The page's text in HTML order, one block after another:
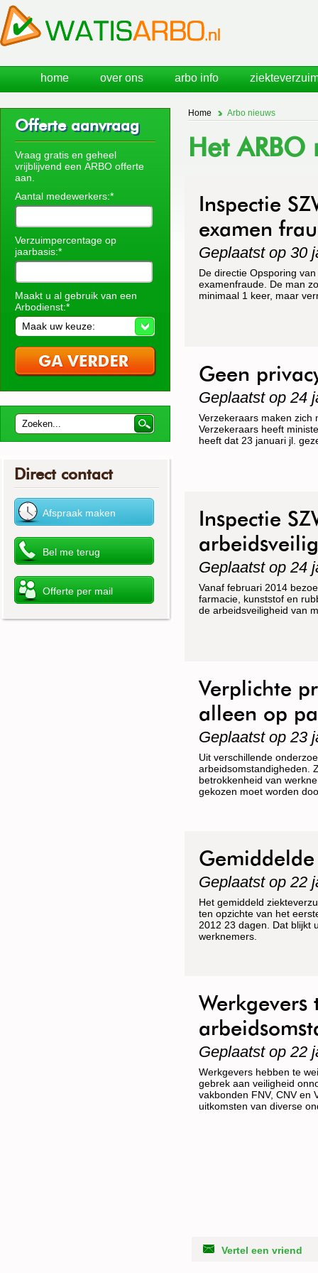
Home Arbo nieuws
Het
Inspectie
examen
Geplaatst op 30
De directie Opsporing
examenfraude. De man
minimaal 1 keer, maar
Geen
Geplaatst op 24
Verzekeraars maken zich
Verzekeraars heeft
heeft dat 23 januari jl.
Inspectie
Geplaatst op 24
Vanaf februari 2014
farmacie, kunststof en
de arbeidsveiligheid van
Verplichte
alleen op
Geplaatst op 23
Uit verschillende
arbeidsomstandigheden.
betrokkenheid van
gekozen moet worden
Geplaatst op 22
Het gemiddeld
ten opzichte van het
2012 23 dagen. Dat blijkt
werknemers.
Geplaatst op 22
Werkgevers hebben te
gebrek aan veiligheid
vakbonden FNV, CNV en
uitkomsten van diverse
Vertel een vriend
Offerte aanvraag
Vraag gratis en geheel
vrijblijvend een ARBO offerte
aan.
Aantal medewerkers:*
Verzuimpercentage op
jaarbasis:*
Maakt u al gebruik van een
Arbodienst:*
Maak uw keuze:
Direct contact
home over ons arbo info